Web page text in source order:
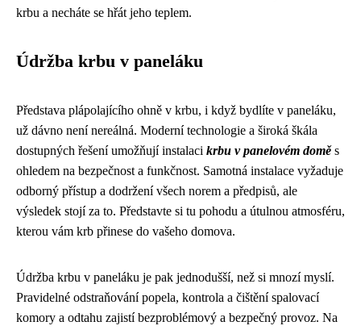
krbu a necháte se hřát jeho teplem.
Údržba krbu v paneláku
Představa plápolajícího ohně v krbu, i když bydlíte v paneláku,
už dávno není nereálná. Moderní technologie a široká škála
dostupných řešení umožňují instalaci krbu v panelovém doměs
ohledem na bezpečnost a funkčnost. Samotná instalace vyžaduje
odborný přístup a dodržení všech norem a předpisů, ale
výsledek stojí za to. Představte si tu pohodu a útulnou atmosféru,
kterou vám krb přinese do vašeho domova.
Údržba krbu v paneláku je pak jednodušší, než si mnozí myslí.
Pravidelné odstraňování popela, kontrola a čištění spalovací
komory a odtahu zajistí bezproblémový a bezpečný provoz. Na